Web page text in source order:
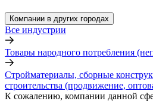
Компании в других городах
Все индустрии
Товары народного потребления
Стройматериалы, сборные
строительства (продвижение,
К сожалению, компании данной